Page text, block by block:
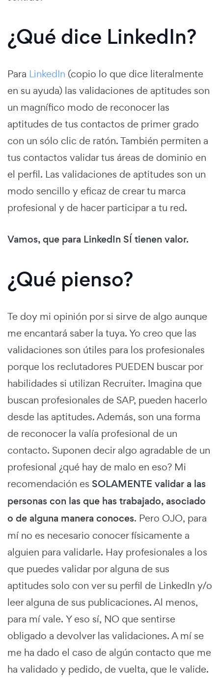
¿Qué dice LinkedIn?
Para LinkedIn (copio lo que dice literalmente
en su ayuda) las validaciones de aptitudes son
un magnífico modo de reconocer las
aptitudes de tus contactos de primer grado
con un sólo clic de ratón. También permiten a
tus contactos validar tus áreas de dominio en
el perfil. Las validaciones de aptitudes son un
modo sencillo y eficaz de crear tu marca
profesional y de hacer participar a tu red.
Vamos, que para LinkedIn SÍ tienen valor.
¿Qué pienso?
Te doy mi opinión por si sirve de algo aunque
me encantará saber la tuya. Yo creo que las
validaciones son útiles para los profesionales
porque los reclutadores PUEDEN buscar por
habilidades si utilizan Recruiter. Imagina que
buscan profesionales de SAP, pueden hacerlo
desde las aptitudes. Además, son una forma
de reconocer la valía profesional de un
contacto. Suponen decir algo agradable de un
profesional ¿qué hay de malo en eso? Mi
recomendación es SOLAMENTE validar a las
personas con las que has trabajado, asociado
o de alguna manera conoces. Pero OJO, para
mí no es necesario conocer físicamente a
alguien para validarle. Hay profesionales a los
que puedes validar por alguna de sus
aptitudes solo con ver su perfil de LinkedIn y/o
leer alguna de sus publicaciones. Al menos,
para mí vale. Y eso sí, NO que sentirse
obligado a devolver las validaciones. A mí se
me ha dado el caso de algún contacto que me
ha validado y pedido, de vuelta, que le valide.